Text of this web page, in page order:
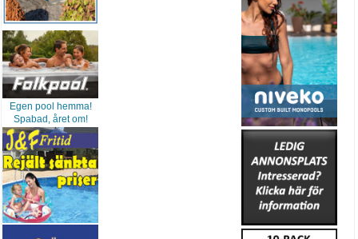
Egen pool hemma!
Spabad, året om!